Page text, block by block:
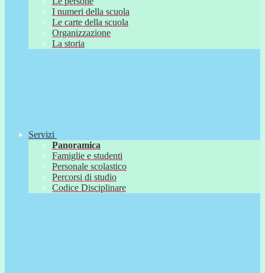
I numeri della scuola
Le carte della scuola
Organizzazione
La storia
Servizi
Panoramica
Famiglie e studenti
Personale scolastico
Percorsi di studio
Codice Disciplinare